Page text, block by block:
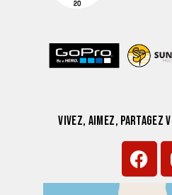
VIVEZ, AIMEZ, PARTAGEZ